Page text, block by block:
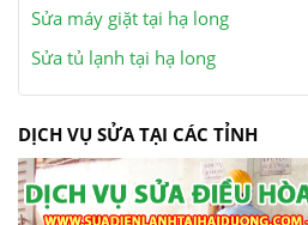
Sửa máy giặt tại hạ long
Sửa tủ lạnh tại hạ long
DỊCH VỤ SỬA TẠI CÁC TỈNH